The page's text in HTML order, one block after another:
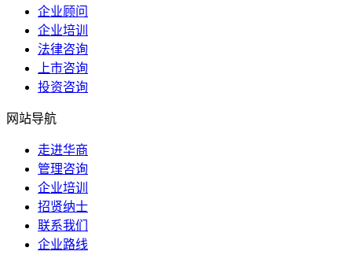
企业顾问
企业培训
法律咨询
上市咨询
投资咨询
网站导航
走进华商
管理咨询
企业培训
招贤纳士
联系我们
企业路线